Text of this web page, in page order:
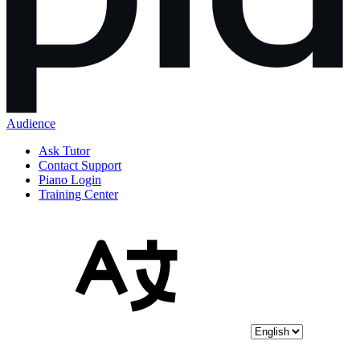
Audience
Ask Tutor
Contact Support
Piano Login
Training Center